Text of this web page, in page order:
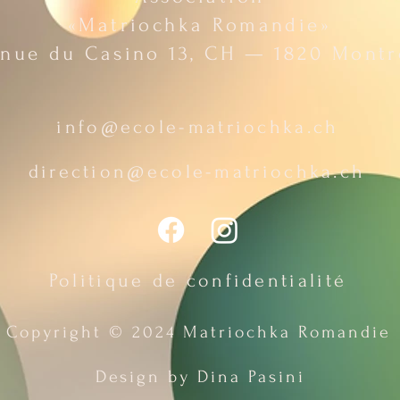
«Matriochka Romandie»
du Casino 13, CH — 1820
info@ecole-matriochka.ch
direction@ecole-matriochka.ch
Politique de confidentialité
Copyright © 2024 Matriochka Romandie
Design by Dina Pasini